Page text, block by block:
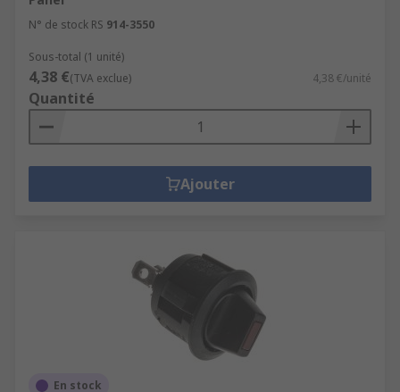
N° de stock RS 914-3550
Sous-total (1 unité)
4,38 €(TVA exclue) 4,38 €/unité
Quantité
Ajouter
En stock